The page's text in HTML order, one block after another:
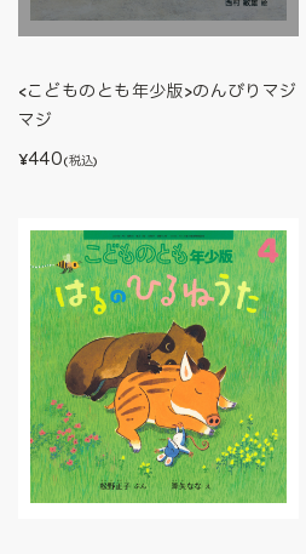
<こどものとも年少版>のんびりマジ
マジ
¥440(税込)